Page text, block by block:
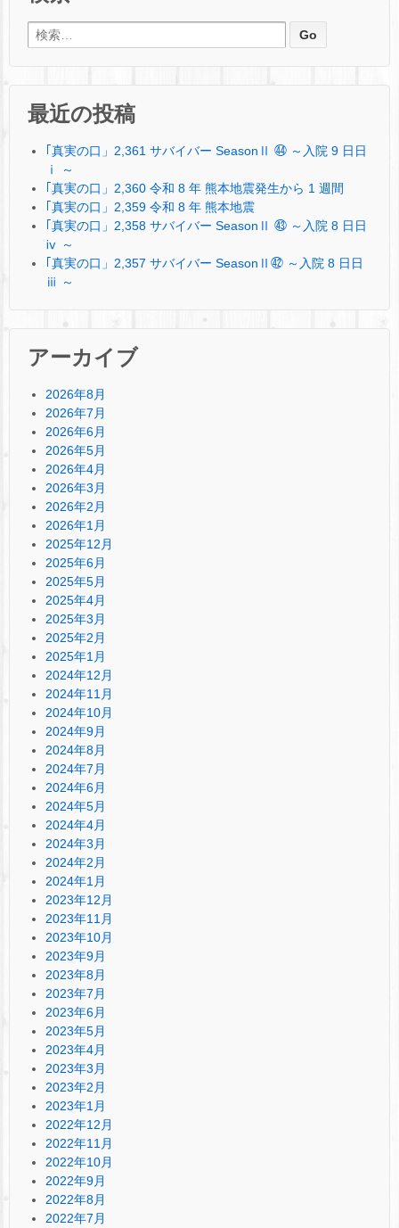
検索:
最近の投稿
｢真実の口」2,361 サバイバー SeasonⅡ ㊹ ～入院 9 日日
ⅰ ～
｢真実の口」2,360 令和 8 年 熊本地震発生から 1 週間
｢真実の口」2,359 令和 8 年 熊本地震
｢真実の口」2,358 サバイバー SeasonⅡ ㊸ ～入院 8 日日
ⅳ ～
｢真実の口」2,357 サバイバー SeasonⅡ㊷ ～入院 8 日日
ⅲ ～
アーカイブ
2026年8月
2026年7月
2026年6月
2026年5月
2026年4月
2026年3月
2026年2月
2026年1月
2025年12月
2025年6月
2025年5月
2025年4月
2025年3月
2025年2月
2025年1月
2024年12月
2024年11月
2024年10月
2024年9月
2024年8月
2024年7月
2024年6月
2024年5月
2024年4月
2024年3月
2024年2月
2024年1月
2023年12月
2023年11月
2023年10月
2023年9月
2023年8月
2023年7月
2023年6月
2023年5月
2023年4月
2023年3月
2023年2月
2023年1月
2022年12月
2022年11月
2022年10月
2022年9月
2022年8月
2022年7月